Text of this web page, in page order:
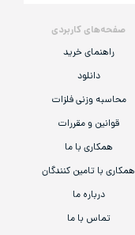
صفحه‌های کاربردی
راهنمای خرید
دانلود
محاسبه وزنی فلزات
قوانین و مقررات
همکاری با ما
همکاری با تامین کنندگان
درباره ما
تماس با ما